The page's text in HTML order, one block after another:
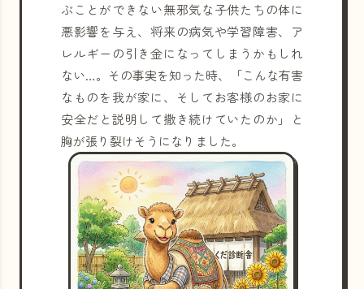
ぶことができない無邪気な子供たちの体に
悪影響を与え、将来の病気や学習障害、ア
レルギーの引き金になってしまうかもしれ
ない…。その事実を知った時、「こんな有害
なものを我が家に、そしてお客様のお家に
安全だと説明して撒き続けていたのか」と
胸が張り裂けそうになりました。